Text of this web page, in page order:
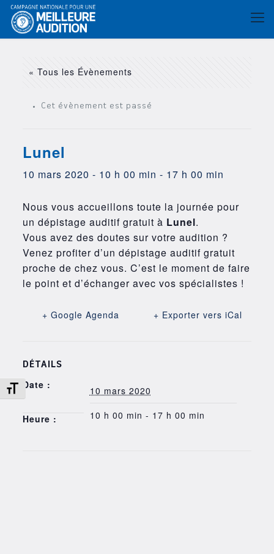
Changer la taille de la police
« Tous les Évènements
Cet évènement est passé
Lunel
10 mars 2020 - 10 h 00 min - 17 h 00 min
Nous vous accueillons toute la journée pour
un dépistage auditif gratuit à Lunel.
Vous avez des doutes sur votre audition ?
Venez profiter d’un dépistage auditif gratuit
proche de chez vous. C’est le moment de faire
le point et d’échanger avec vos spécialistes !
+ Google Agenda + Exporter vers iCal
DÉTAILS
Date : 10 mars 2020
Heure : 10 h 00 min - 17 h 00 min